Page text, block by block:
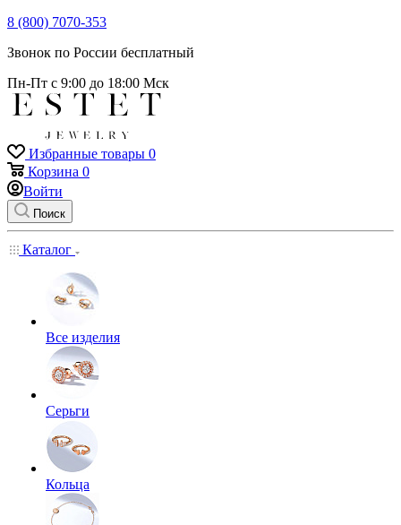
8 (800) 7070-353
Звонок по России бесплатный
Пн-Пт с 9:00 до 18:00 Мск
Избранные товары 0
Корзина 0
Войти
Поиск
Каталог
Все изделия
Серьги
Кольца